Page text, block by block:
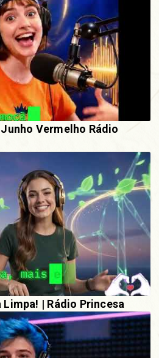
Vermelho Rádio
Sintonize na Energia Limpa! | Rádio Princesa